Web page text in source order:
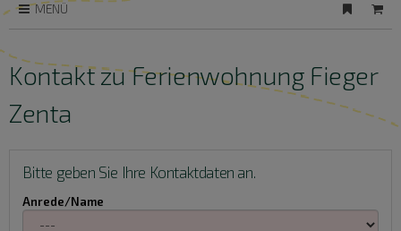
MENÜ
Kontakt zu Ferienwohnung Fieger
Zenta
Bitte geben Sie Ihre Kontaktdaten an.
Anrede/Name